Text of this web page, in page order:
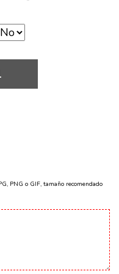
PNG o GIF, tamaño recomendado